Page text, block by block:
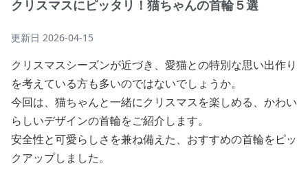
クリスマスにピッタリ！猫ちゃんの首輪５選
更新日 2026-04-15
クリスマスシーズンが近づき、愛猫との特別な思い出作り
を考えている方も多いのではないでしょうか。
今回は、猫ちゃんと一緒にクリスマスを楽しめる、かわい
らしいデザインの首輪をご紹介します。
安全性と可愛らしさを兼ね備えた、おすすめの首輪をピッ
クアップしました。